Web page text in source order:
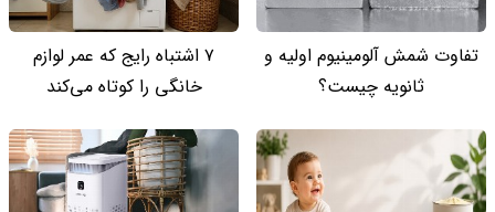
تفاوت شمش آلومینیوم اولیه و
ثانویه چیست؟
۷ اشتباه رایج که عمر لوازم
خانگی را کوتاه می‌کند